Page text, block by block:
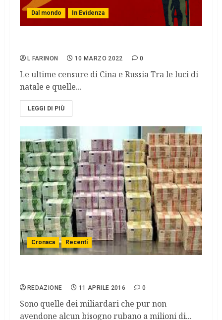
Dal mondo In Evidenza
L FARINON 10 MARZO 2022 0
Le ultime censure di Cina e Russia Tra le luci di
natale e quelle...
LEGGI DI PIÙ
Cronaca Recenti
REDAZIONE 11 APRILE 2016 0
Sono quelle dei miliardari che pur non
avendone alcun bisogno rubano a milioni di...